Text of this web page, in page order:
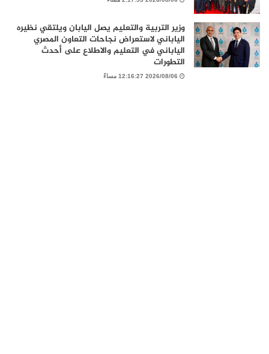
وزير التربية والتعليم يصل اليابان ويلتقي نظيره
الياباني لاستعراض نجاحات التعاون المصري
الياباني في التعليم والاطلاع على أحدث
التطورات
2026/08/06 12:16:27 مساءً